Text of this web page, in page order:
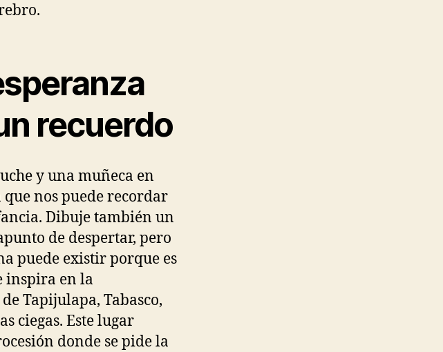
recuerdo
y una muñeca en
nos puede recordar
Dibuje también un
de despertar, pero
puede existir porque es
inspira en la
Tapijulapa, Tabasco,
ciegas. Este lugar
donde se pide la